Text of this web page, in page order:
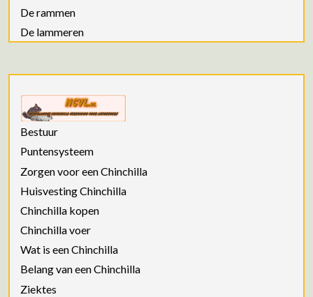
De rammen
De lammeren
Bestuur
Puntensysteem
Zorgen voor een Chinchilla
Huisvesting Chinchilla
Chinchilla kopen
Chinchilla voer
Wat is een Chinchilla
Belang van een Chinchilla
Ziektes